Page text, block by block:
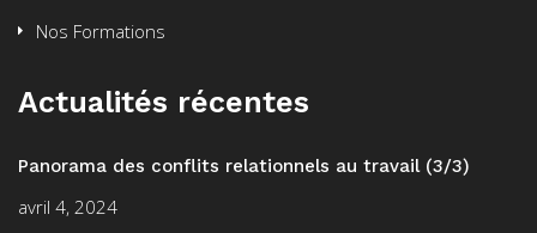
Nos Formations
Actualités récentes
Panorama des conflits relationnels au travail (3/3)
avril 4, 2024